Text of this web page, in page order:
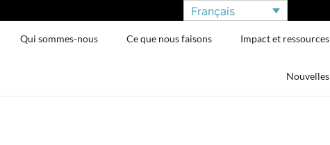
Français
Qui sommes-nous Ce que nous faisons Impact et ressources
Nouvelles